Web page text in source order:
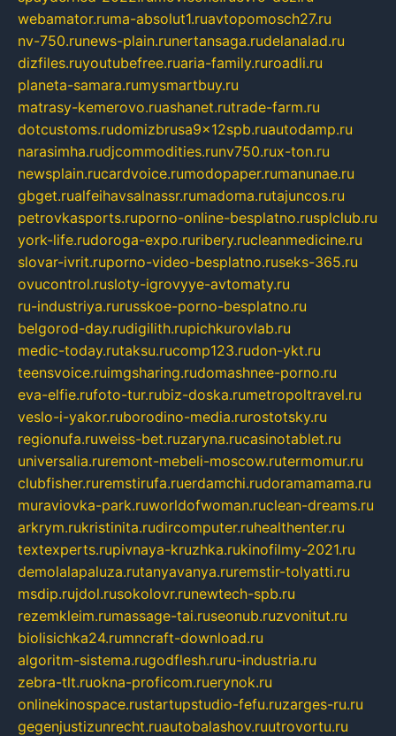
webamator.ruma-absolut1.ruavtopomosch27.ru
nv-750.runews-plain.runertansaga.rudelanalad.ru
dizfiles.ruyoutubefree.ruaria-family.ruroadli.ru
planeta-samara.rumysmartbuy.ru
matrasy-kemerovo.ruashanet.rutrade-farm.ru
dotcustoms.rudomizbrusa9x12spb.ruautodamp.ru
narasimha.rudjcommodities.runv750.rux-ton.ru
newsplain.rucardvoice.rumodopaper.rumanunae.ru
gbget.rualfeihavsalnassr.rumadoma.rutajuncos.ru
petrovkasports.ruporno-online-besplatno.rusplclub.ru
york-life.rudoroga-expo.ruribery.rucleanmedicine.ru
slovar-ivrit.ruporno-video-besplatno.ruseks-365.ru
ovucontrol.rusloty-igrovyye-avtomaty.ru
ru-industriya.rurusskoe-porno-besplatno.ru
belgorod-day.rudigilith.rupichkurovlab.ru
medic-today.rutaksu.rucomp123.rudon-ykt.ru
teensvoice.ruimgsharing.rudomashnee-porno.ru
eva-elfie.rufoto-tur.rubiz-doska.rumetropoltravel.ru
veslo-i-yakor.ruborodino-media.rurostotsky.ru
regionufa.ruweiss-bet.ruzaryna.rucasinotablet.ru
universalia.ruremont-mebeli-moscow.rutermomur.ru
clubfisher.ruremstirufa.ruerdamchi.rudoramamama.ru
muraviovka-park.ruworldofwoman.ruclean-dreams.ru
arkrym.rukristinita.rudircomputer.ruhealthenter.ru
textexperts.rupivnaya-kruzhka.rukinofilmy-2021.ru
demolalapaluza.rutanyavanya.ruremstir-tolyatti.ru
msdip.rujdol.rusokolovr.runewtech-spb.ru
rezemkleim.rumassage-tai.ruseonub.ruzvonitut.ru
biolisichka24.rumncraft-download.ru
algoritm-sistema.rugodflesh.ruru-industria.ru
zebra-tlt.ruokna-proficom.ruerynok.ru
onlinekinospace.rustartupstudio-fefu.ruzarges-ru.ru
gegenjustizunrecht.ruautobalashov.ruutrovortu.ru